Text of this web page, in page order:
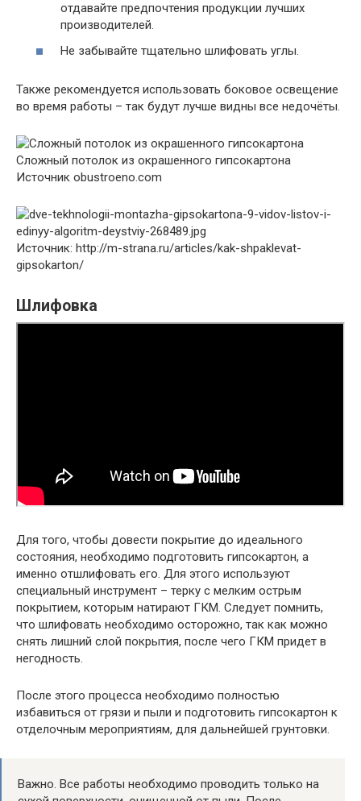
отдавайте предпочтения продукции лучших
производителей.
Не забывайте тщательно шлифовать углы.
Также рекомендуется использовать боковое освещение
во время работы – так будут лучше видны все недочёты.
Сложный потолок из окрашенного гипсокартона
Источник obustroeno.com
Источник: http://m-strana.ru/articles/kak-shpaklevat-
gipsokarton/
Шлифовка
Для того, чтобы довести покрытие до идеального
состояния, необходимо подготовить гипсокартон, а
именно отшлифовать его. Для этого используют
специальный инструмент – терку с мелким острым
покрытием, которым натирают ГКМ. Следует помнить,
что шлифовать необходимо осторожно, так как можно
снять лишний слой покрытия, после чего ГКМ придет в
негодность.
После этого процесса необходимо полностью
избавиться от грязи и пыли и подготовить гипсокартон к
отделочным мероприятиям, для дальнейшей грунтовки.
Важно. Все работы необходимо проводить только на